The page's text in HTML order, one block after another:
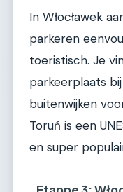
In Włocławek
parkeren
toeristisch. Je
parkeerplaats
buitenwijken
Toruń is een
en super